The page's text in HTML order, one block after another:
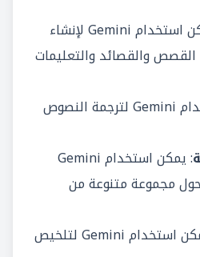
: يمكن استخدام Gemini لإنشاء
والقصائد والتعليمات
: يمكن استخدام Gemini لترجمة النصوص
: يمكن استخدام Gemini
حول مجموعة متنوعة من
: يمكن استخدام Gemini لتلخيص